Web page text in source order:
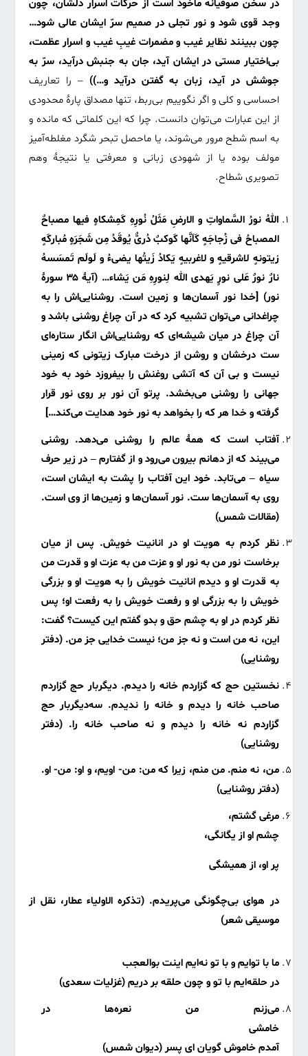
در سخن صوفیانه ماخوذ است از حرکات اسرار دلشان، چون
وجد قوی شود و نور تجلی در صمیم سرّ ایشان عالی شود…
چون ببینند نظایر غیب و مضمرات غیبِ غیب و اسرار عظمت،
بی‌اختیار مستی در ایشان آید، جان به جنبش درآید، سرّ به
جوشش در آید، زبان به گفتن درآید و…)) – را تعاریف
احساسی و کلی و اگر نگوییم بی‌ربط، تنها مصداق پارۀ محدودی
از این عبارات می‌توان دانست. چرا که این کلماتی که مانده و
به اسم شطح مرور می‌شوند، یا ماحصل تبحر شگرد مغلطه‌آمیز
مولف بوده یا از شهودی زبانی و معرفتی یا نتیجۀ وهم
تصویری شطاح.
اللهُ نورُ السَّماواتِ و الارضِ مَثَلُ نُورِهِ کَمِشکاهٍ فیها مصباحٌ
المصباحُ فی زُجاجَهٍ کَاَنَّها کَوکبٌ دُریٌّ یُوقَدُ مِن شَجَرَهٍ مُبارکَهٍ
زیتونهٍ لاشرقیهٍ و لاغربیهٍ یَکادُ زَیتُها یضیءُ و لَولَم تَمسَسهُ
نارٌ نورٌ عَلی نورٍ یَهدی الله لِنورِهِ مَن یَشاء… (آیۀ ۳۵ سورۀ
نور) [خدا نور آسمان‌ها و زمین است. روشنایی‌اش را به
چراغدانی می‌توان تشبیه کرد که در آن چراغ روشنی باشد و
آن چراغ در میان شیشه‌ای که روشنایی‌اش انگار ستاره‌ای
ست درخشان و روشن از درخت مبارک زیتونی که زمینی
نیست و بی آن که آتشی روغنش را بیفروزد خود به خود
جهانی را روشنی می‌بخشد. پرتو آن نور بر روی نور قرار
گرفته و خدا هر که را بخواهد به نور خود هدایت می‌کند…]
آفتاب است که همۀ عالم را روشنی می‌دهد. روشنی
می‌بیند که از دهانم بیرون می‌رود و از گفتارم – در زیر حرف
سیاه – می‌تابد. خود این آفتاب را پشت به ایشان است،
روی به آسمان‌ها ست. نور آسمان‌ها و زمین‌ها از وی است.
(مقالات شمس)
نظر کردم به هویت او در انانیت خویش. پس از میان
برخاست نور من به نور او و عزت من به عزت او و قدرت من
به قدرت او و دیدم انانیت خویش را به هویت او و بزرگی
خویش را به بزرگی او و رفعت خویش را به رفعت او؛ پس
نظر کردم در او به چشم حق و بدو گفتم این کیست؟ گفت:
این، نه من است و نه جز من؛ نیست خدایی جز من. (دفتر
روشنایی)
نخستین حج که گزاردم خانه را دیدم. دیگربار حج گزاردم
صاحب خانه را دیدم و خانه را ندیدم. سه‌دیگر‌بار حج
گزاردم نه خانه را دیدم و نه صاحب خانه را. (دفتر
روشنایی)
من، نه منم. من منم، زیرا که من: من- اویم، و او: من- او.
(دفتر روشنایی)
مرغی گشتم،
چشم او از یگانگی،
پر او، از همیشگی
در هوای بی‌چگونگی می‌پریدم. (تذکره الاولیاء عطار، نقل از
موسیقی شعر)
ما با توایم و با تو نه‌ایم اینت بوالعجب
در حلقه‌ایم با تو و چون حلقه بر دریم (غزلیات سعدی)
می‌زنم من نعره‌ها در
خامشی
آمدم خاموش گویان ای پسر (دیوان شمس)